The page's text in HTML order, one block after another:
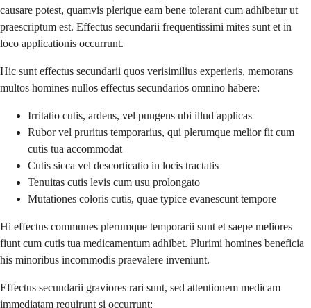
causare potest, quamvis plerique eam bene tolerant cum adhibetur ut
praescriptum est. Effectus secundarii frequentissimi mites sunt et in
loco applicationis occurrunt.
Hic sunt effectus secundarii quos verisimilius experieris, memorans
multos homines nullos effectus secundarios omnino habere:
Irritatio cutis, ardens, vel pungens ubi illud applicas
Rubor vel pruritus temporarius, qui plerumque melior fit cum
cutis tua accommodat
Cutis sicca vel descorticatio in locis tractatis
Tenuitas cutis levis cum usu prolongato
Mutationes coloris cutis, quae typice evanescunt tempore
Hi effectus communes plerumque temporarii sunt et saepe meliores
fiunt cum cutis tua medicamentum adhibet. Plurimi homines beneficia
his minoribus incommodis praevalere inveniunt.
Effectus secundarii graviores rari sunt, sed attentionem medicam
immediatam requirunt si occurrunt: